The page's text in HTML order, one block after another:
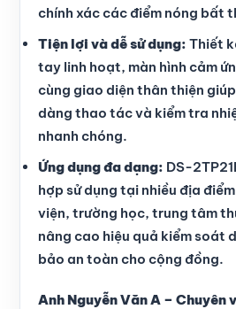
chính xác các điểm nóng bất
Tiện lợi và dễ sử dụng: Thiết
tay linh hoạt, màn hình cảm
cùng giao diện thân thiện
dàng thao tác và kiểm tra
nhanh chóng.
Ứng dụng đa dạng: DS-
hợp sử dụng tại nhiều địa
viện, trường học, trung tâm
nâng cao hiệu quả kiểm soát
bảo an toàn cho cộng đồng.
Anh Nguyễn Văn A – Chuyên